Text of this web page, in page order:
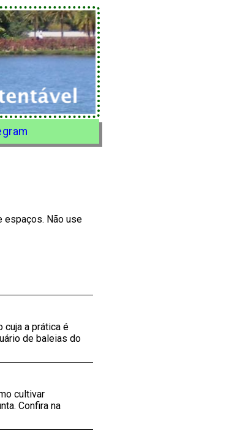
espaços. Não use
cuja a prática é
de baleias do
cultivar
Confira na